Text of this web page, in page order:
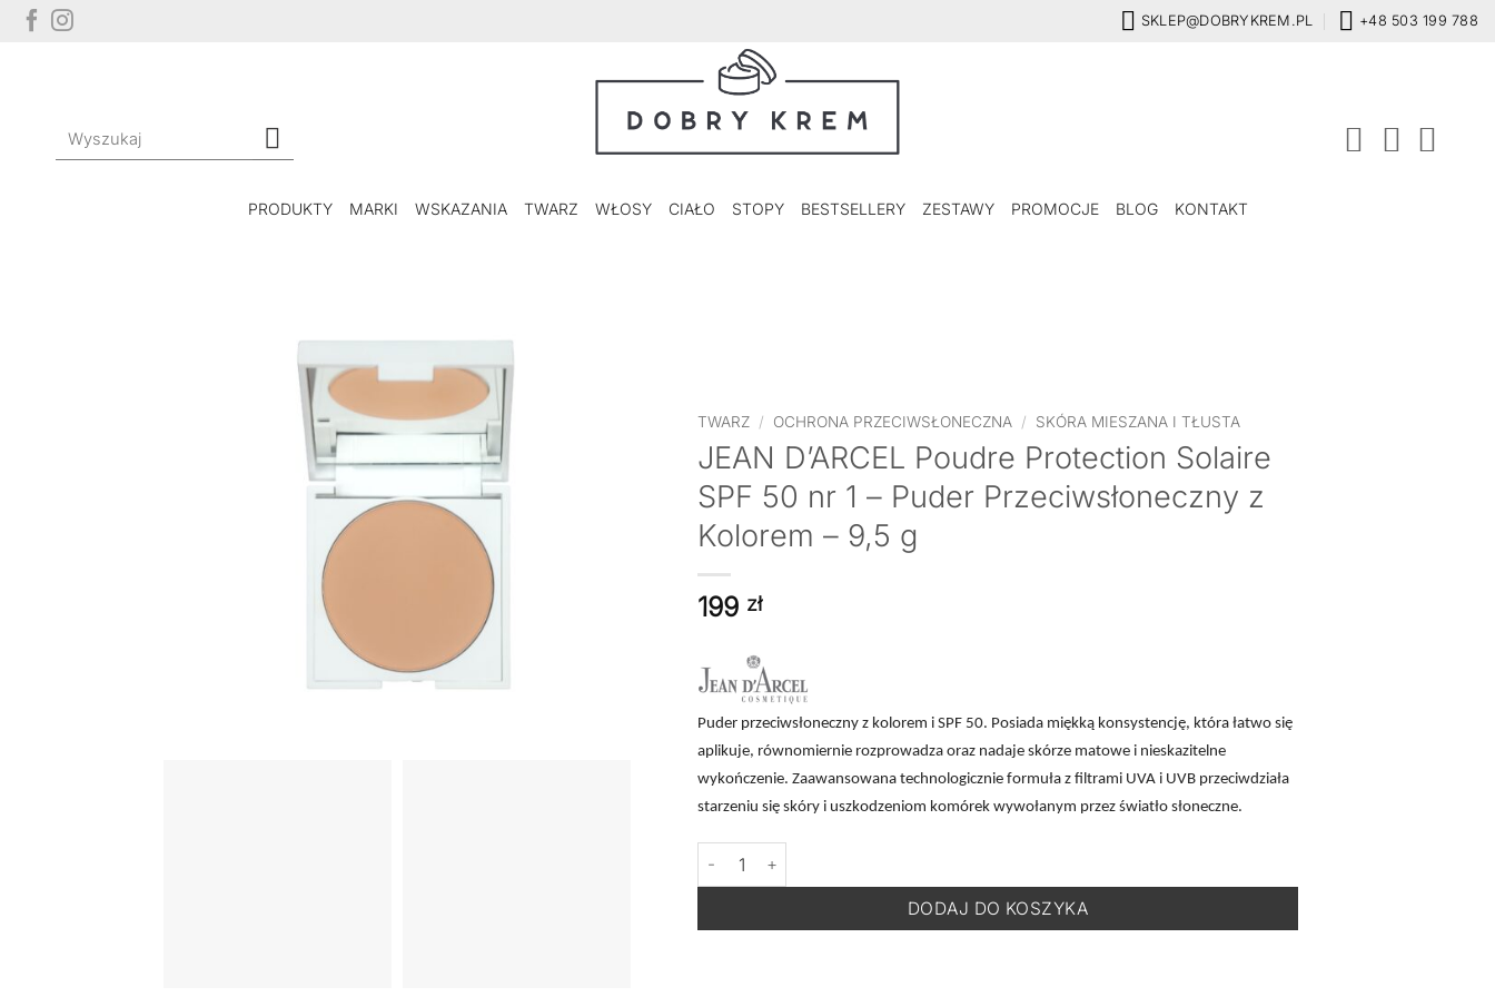
Przewiń
SKLEP@DOBRYKREM.PL +48 503 199 788
Szukaj:
PRODUKTY MARKI WSKAZANIA TWARZ WŁOSY CIAŁO STOPY BESTSELLERY ZESTAWY PROMOCJE BLOG KONTAKT
TWARZ / OCHRONA PRZECIWSŁONECZNA / SKÓRA MIESZANA I TŁUSTA
JEAN D’ARCEL Poudre Protection Solaire
SPF 50 nr 1 – Puder Przeciwsłoneczny z
Kolorem – 9,5 g
199 zł
Puder przeciwsłoneczny z kolorem i SPF 50. Posiada miękką konsystencję, która łatwo się
aplikuje, równomiernie rozprowadza oraz nadaje skórze matowe i nieskazitelne
wykończenie. Zaawansowana technologicznie formuła z filtrami UVA i UVB przeciwdziała
starzeniu się skóry i uszkodzeniom komórek wywołanym przez światło słoneczne.
ilość JEAN D'ARCEL Poudre Protection Solaire SPF 50 nr 1 - Puder Przeciwsłoneczny z Kolorem - 9,5 g
DODAJ DO KOSZYKA